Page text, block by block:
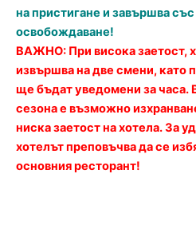
на пристигане и завършва
освобождаване!
ВАЖНО: При висока заетост,
извършва на две смени, като
ще бъдат уведомени за часа.
сезона е възможно
ниска заетост на хотела. За
хотелът преповъчва да се
основния ресторант!